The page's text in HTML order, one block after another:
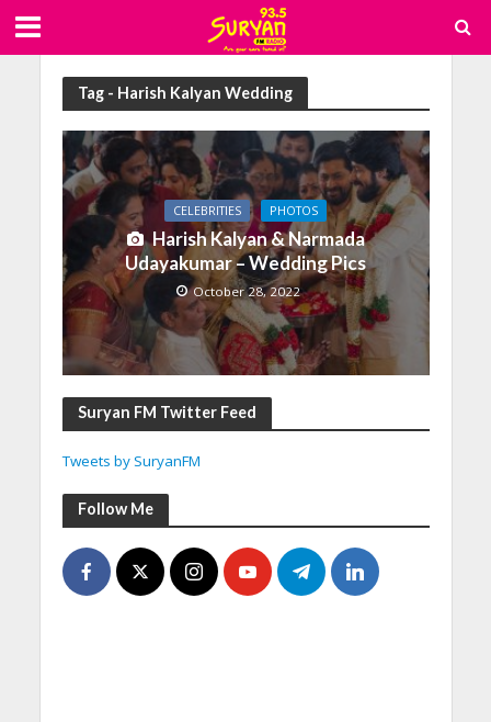
Tag - Harish Kalyan Wedding
CELEBRITIES PHOTOS
Harish Kalyan & Narmada
Udayakumar – Wedding Pics
October 28, 2022
Suryan FM Twitter Feed
Tweets by SuryanFM
Follow Me